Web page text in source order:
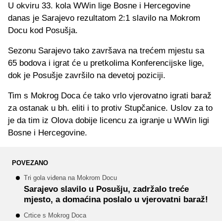
U okviru 33. kola WWin lige Bosne i Hercegovine
danas je Sarajevo rezultatom 2:1 slavilo na Mokrom
Docu kod Posušja.
Sezonu Sarajevo tako završava na trećem mjestu sa
65 bodova i igrat će u pretkolima Konferencijske lige,
dok je Posušje završilo na devetoj poziciji.
Tim s Mokrog Doca će tako vrlo vjerovatno igrati baraž
za ostanak u bh. eliti i to protiv Stupčanice. Uslov za to
je da tim iz Olova dobije licencu za igranje u WWin ligi
Bosne i Hercegovine.
POVEZANO
Tri gola viđena na Mokrom Docu
Sarajevo slavilo u Posušju, zadržalo treće
mjesto, a domaćina poslalo u vjerovatni baraž!
Crtice s Mokrog Doca